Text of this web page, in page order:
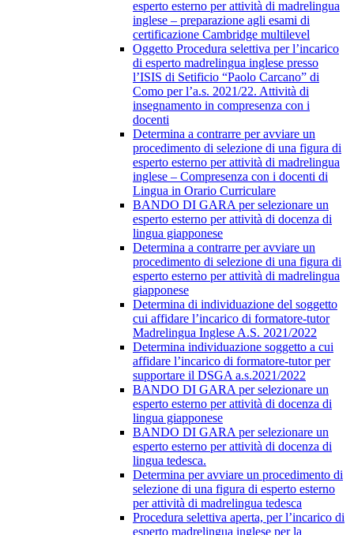
esperto esterno per attività di madrelingua
inglese – preparazione agli esami di
certificazione Cambridge multilevel
Oggetto Procedura selettiva per l’incarico
di esperto madrelingua inglese presso
l’ISIS di Setificio “Paolo Carcano” di
Como per l’a.s. 2021/22. Attività di
insegnamento in compresenza con i
docenti
Determina a contrarre per avviare un
procedimento di selezione di una figura di
esperto esterno per attività di madrelingua
inglese – Compresenza con i docenti di
Lingua in Orario Curriculare
BANDO DI GARA per selezionare un
esperto esterno per attività di docenza di
lingua giapponese
Determina a contrarre per avviare un
procedimento di selezione di una figura di
esperto esterno per attività di madrelingua
giapponese
Determina di individuazione del soggetto
cui affidare l’incarico di formatore-tutor
Madrelingua Inglese A.S. 2021/2022
Determina individuazione soggetto a cui
affidare l’incarico di formatore-tutor per
supportare il DSGA a.s.2021/2022
BANDO DI GARA per selezionare un
esperto esterno per attività di docenza di
lingua giapponese
BANDO DI GARA per selezionare un
esperto esterno per attività di docenza di
lingua tedesca.
Determina per avviare un procedimento di
selezione di una figura di esperto esterno
per attività di madrelingua tedesca
Procedura selettiva aperta, per l’incarico di
esperto madrelingua inglese per la